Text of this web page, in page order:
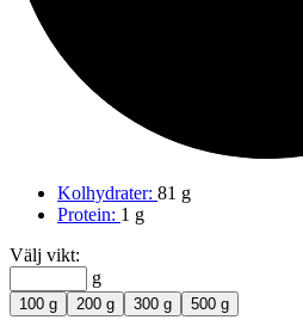
Kolhydrater: 81 g
Protein: 1 g
Välj vikt:
g
100 g 200 g 300 g 500 g